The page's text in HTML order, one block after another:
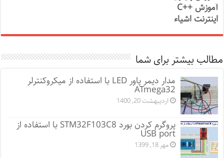
آموزش ++C
اینترنت اشیاء
مطالب بیشتر برای شما
مدار دیمر پاور LED با استفاده از میکروکنترلر
ATmega32
اردیبهشت 20, 1400
پروگرم کردن بورد STM32F103C8 با استفاده از
USB port
مهر 18, 1399